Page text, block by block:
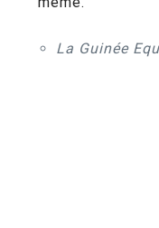
La Guinée